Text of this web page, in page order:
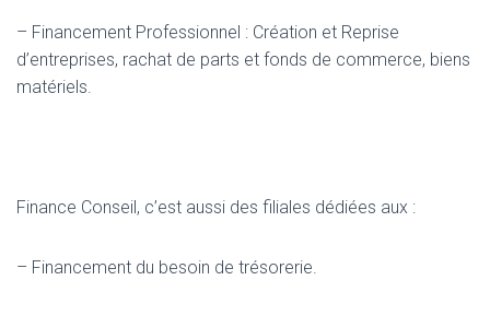
– Financement Professionnel : Création et Reprise
d’entreprises, rachat de parts et fonds de commerce, biens
matériels.
Finance Conseil, c’est aussi des filiales dédiées aux :
– Financement du besoin de trésorerie.